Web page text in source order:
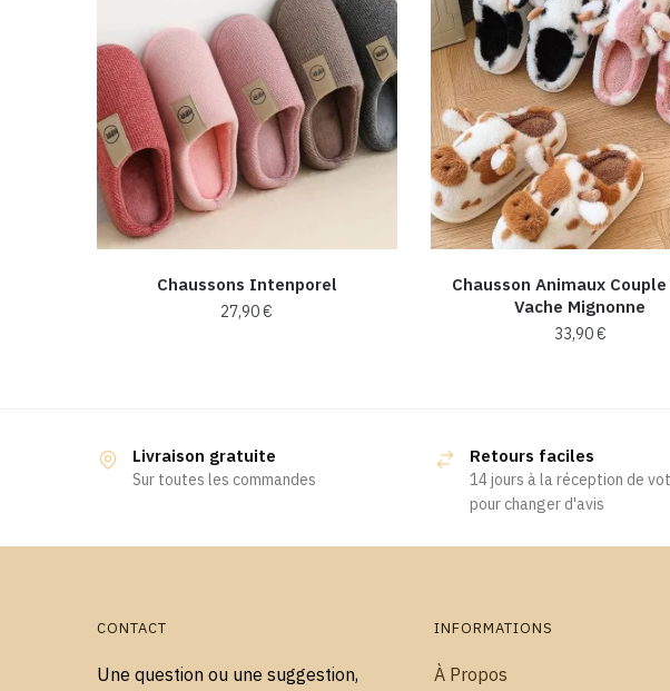
Chaussons Intenporel
27,90€
variations.
Les
peuvent
Chausson Animaux
Vache Mignonne
33,90€
plusieurs
variations.
Les
options
Livraison gratuite
Sur toutes les commandes
Retours faciles
14 jours à la réception de
pour changer d'avis
CONTACT
Une question ou une suggestion,
INFORMATIONS
À Propos